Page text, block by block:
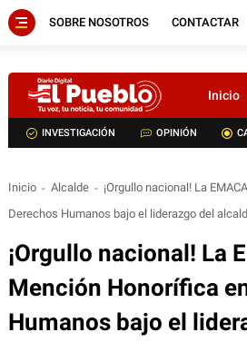
SOBRE NOSOTROS CONTACTAR
Inicio
INVESTIGACIÓN OPINIÓN
Inicio Alcalde
¡Orgullo nacional! La
Derechos Humanos bajo el liderazgo del
¡Orgullo nacional! La
Mención Honorífica
Humanos bajo el